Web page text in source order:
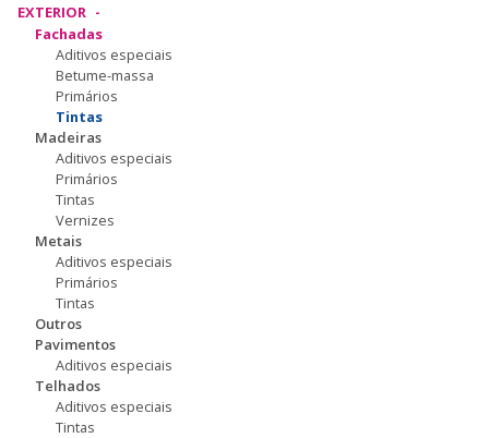
EXTERIOR
Fachadas
Aditivos especiais
Betume-massa
Primários
Tintas
Madeiras
Aditivos especiais
Primários
Tintas
Vernizes
Metais
Aditivos especiais
Primários
Tintas
Outros
Pavimentos
Aditivos especiais
Telhados
Aditivos especiais
Tintas